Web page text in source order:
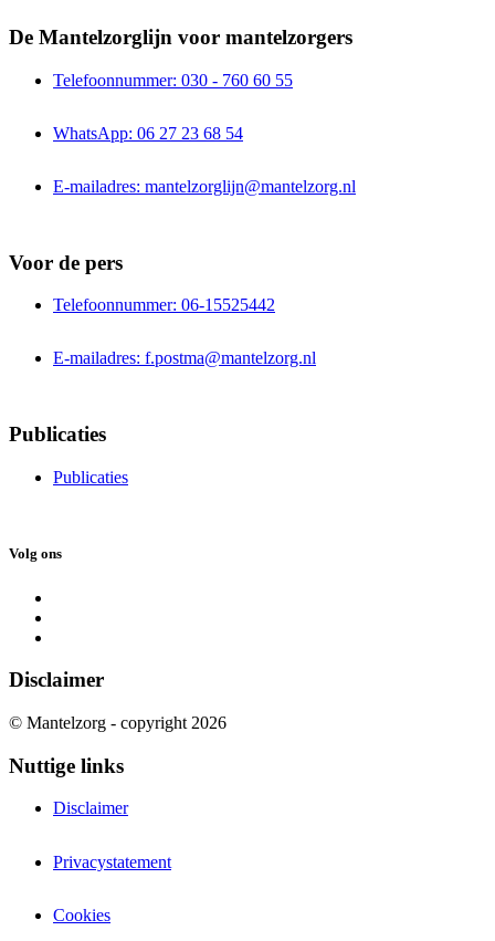
De Mantelzorglijn voor mantelzorgers
Telefoonnummer: 030 - 760 60 55
WhatsApp: 06 27 23 68 54
E-mailadres: mantelzorglijn@mantelzorg.nl
Voor de pers
Telefoonnummer: 06-15525442
E-mailadres: f.postma@mantelzorg.nl
Publicaties
Publicaties
Volg ons
Disclaimer
© Mantelzorg - copyright 2026
Nuttige links
Disclaimer
Privacystatement
Cookies